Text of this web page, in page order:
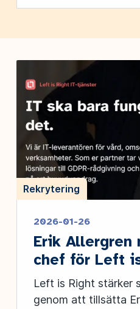
Rekrytering
2026-01-26
Erik Allergren
chef för Left
Left is Right stärker
genom att tillsätta